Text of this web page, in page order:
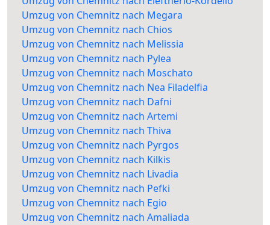
Umzug von Chemnitz nach Megara
Umzug von Chemnitz nach Chios
Umzug von Chemnitz nach Melissia
Umzug von Chemnitz nach Pylea
Umzug von Chemnitz nach Moschato
Umzug von Chemnitz nach Nea Filadelfia
Umzug von Chemnitz nach Dafni
Umzug von Chemnitz nach Artemi
Umzug von Chemnitz nach Thiva
Umzug von Chemnitz nach Pyrgos
Umzug von Chemnitz nach Kilkis
Umzug von Chemnitz nach Livadia
Umzug von Chemnitz nach Pefki
Umzug von Chemnitz nach Egio
Umzug von Chemnitz nach Amaliada